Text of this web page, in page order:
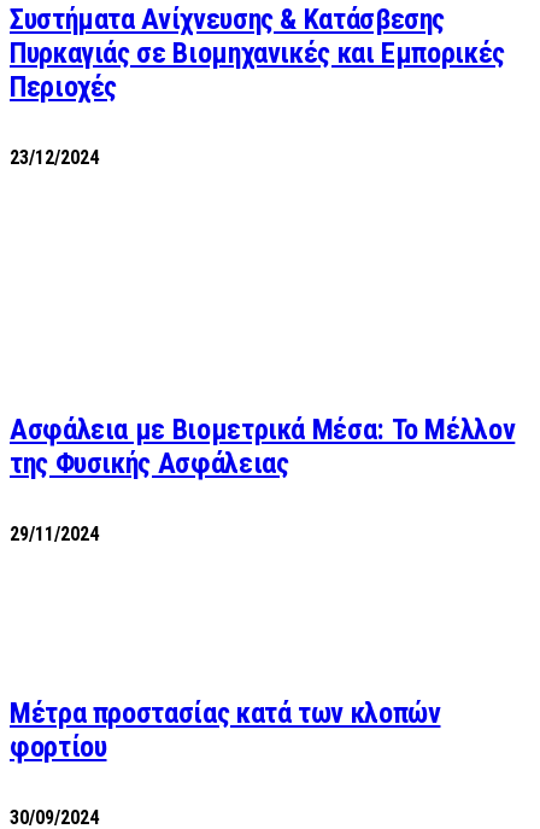
Συστήματα Ανίχνευσης & Κατάσβεσης
Πυρκαγιάς σε Βιομηχανικές και Εμπορικές
Περιοχές
23/12/2024
Ασφάλεια με Βιομετρικά Μέσα: Το Μέλλον
της Φυσικής Ασφάλειας
29/11/2024
Μέτρα προστασίας κατά των κλοπών
φορτίου
30/09/2024